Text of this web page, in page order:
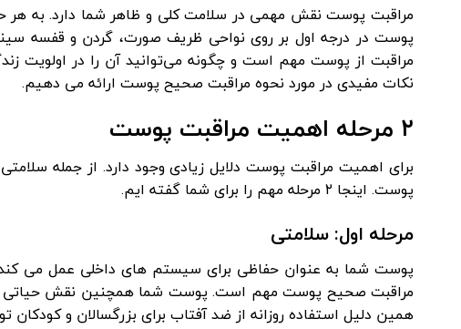
مراقبت پوست نقش مهمی در سلامت کلی و ظاهر شما دارد. به
پوست در درجه اول بر روی نواحی ظریف صورت، گردن و قفسه
مراقبت از پوست مهم است و چگونه می‌توانید آن را در اولویت
نکات مفیدی در مورد نحوه مراقبت صحیح پوست ارائه می دهیم.
۲ مرحله اهمیت مراقبت پوست
برای اهمیت مراقبت پوست دلایل زیادی وجود دارد. از جمله
پوست. اینجا ۲ مرحله مهم را برای شما گفته ایم.
مرحله اول: سلامتی
پوست شما به عنوان حفاظی برای سیستم های داخلی عمل می کند
مراقبت صحیح پوست مهم است. پوست شما همچنین نقش حیاتی در
همین دلیل استفاده روزانه از ضد آفتاب برای بزرگسالان و